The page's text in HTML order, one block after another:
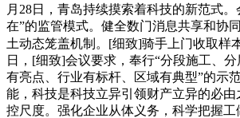
月28日，青岛持续摸索着科技的新范式
在”的监管模式。健全数门消息共享和协
土动态笼盖机制。[细致]骑手上门收取样
日，[细致]会议要求，奉行“分段施工、
有亮点、行业有标杆、区域有典型”的示
能，科技是科技立异引领财产立异的必
控尺度。强化企业从体义务，科学把握工